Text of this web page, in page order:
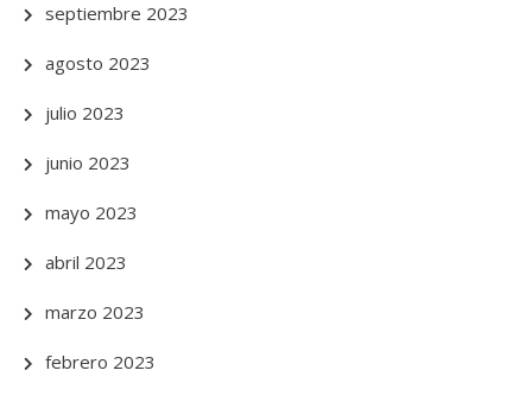
septiembre 2023
agosto 2023
julio 2023
junio 2023
mayo 2023
abril 2023
marzo 2023
febrero 2023